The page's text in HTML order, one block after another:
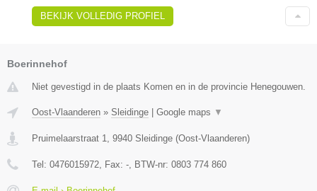
BEKIJK VOLLEDIG PROFIEL
Boerinnehof
Niet gevestigd in de plaats Komen en in de provincie Henegouwen.
Oost-Vlaanderen » Sleidinge Google maps ▼
Pruimelaarstraat 1, 9940 Sleidinge (Oost-Vlaanderen)
Tel: 0476015972, Fax: -, BTW-nr: 0803 774 860